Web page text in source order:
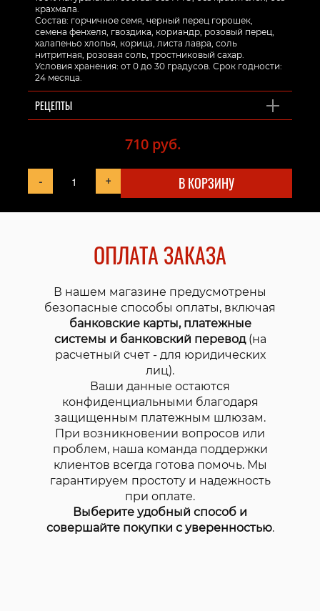
710 руб.
В КОРЗИНУ
- +
крахмала.
Состав: горчичное семя, черный перец горошек,
семена фенхеля, гвоздика, кориандр, розовый перец,
халапеньо хлопья, корица, листа лавра, соль
нитритная, розовая соль, тростниковый сахар.
Условия хранения: от 0 до 30 градусов. Срок годности:
24 месяца.
РЕЦЕПТЫ
ОПЛАТА ЗАКАЗА
В нашем магазине предусмотрены
безопасные способы оплаты, включая
банковские карты, платежные
системы и банковский перевод(на
расчетный счет - для юридических
лиц).
Ваши данные остаются
конфиденциальными благодаря
защищенным платежным шлюзам.
При возникновении вопросов или
проблем, наша команда поддержки
клиентов всегда готова помочь. Мы
гарантируем простоту и надежность
при оплате.
Выберите удобный способ и
совершайте покупки с уверенностью.